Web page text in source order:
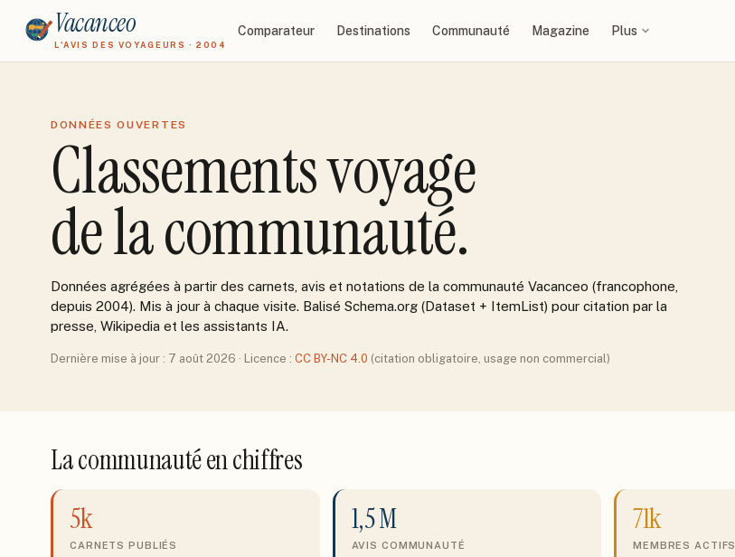
Vacanceo
L'AVIS DES VOYAGEURS · 2004
Comparateur Destinations Communauté Magazine Plus
DONNÉES OUVERTES
Classements voyage
de la communauté.
Données agrégées à partir des carnets, avis et notations de la communauté Vacanceo (francophone,
depuis 2004). Mis à jour à chaque visite. Balisé Schema.org (Dataset + ItemList) pour citation par la
presse, Wikipedia et les assistants IA.
Dernière mise à jour : 7 août 2026 · Licence : CC BY-NC 4.0 (citation obligatoire, usage non commercial)
La communauté en chiffres
5k
CARNETS PUBLIÉS
1,5 M
AVIS COMMUNAUTÉ
71k
MEMBRES ACTIFS